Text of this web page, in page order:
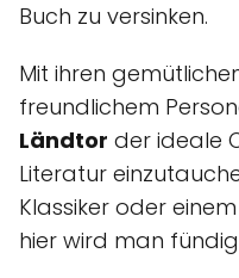
Buch zu versinken.
Mit ihren
freundlichem
Ländtor der ideale
Literatur
Klassiker oder
hier wird man